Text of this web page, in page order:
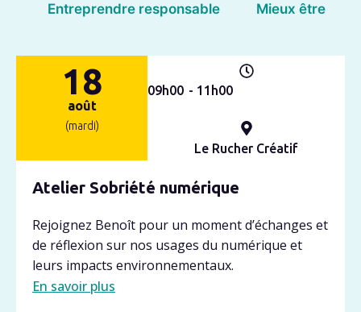
Entreprendre responsable
Mieux être
18
août
(mardi)
09h00 - 11h00
Le Rucher Créatif
Atelier Sobriété numérique
Rejoignez Benoît pour un moment d’échanges et
de réflexion sur nos usages du numérique et
leurs impacts environnementaux.
En savoir plus